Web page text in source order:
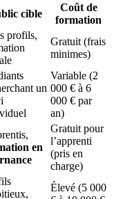
cible
Coût de
formation
profils,
Gratuit (frais
minimes)
un
Variable (2
000 € à 6
000 € par
an)
en
Gratuit pour
l’apprenti
(pris en
charge)
Élevé (5 000